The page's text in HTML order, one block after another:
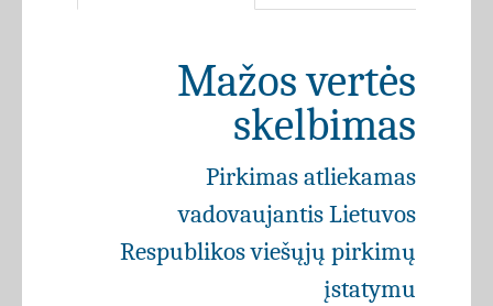
Mažos vertės
skelbimas
Pirkimas atliekamas
vadovaujantis Lietuvos
Respublikos viešųjų pirkimų
įstatymu